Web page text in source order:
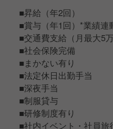
■昇給（年2回）
■賞与（年1回）*業績連
■交通費支給（月最大5万
■社会保険完備
■まかない有り
■法定休日出勤手当
■深夜手当
■制服貸与
■研修制度有り
■社内イベント・社員旅